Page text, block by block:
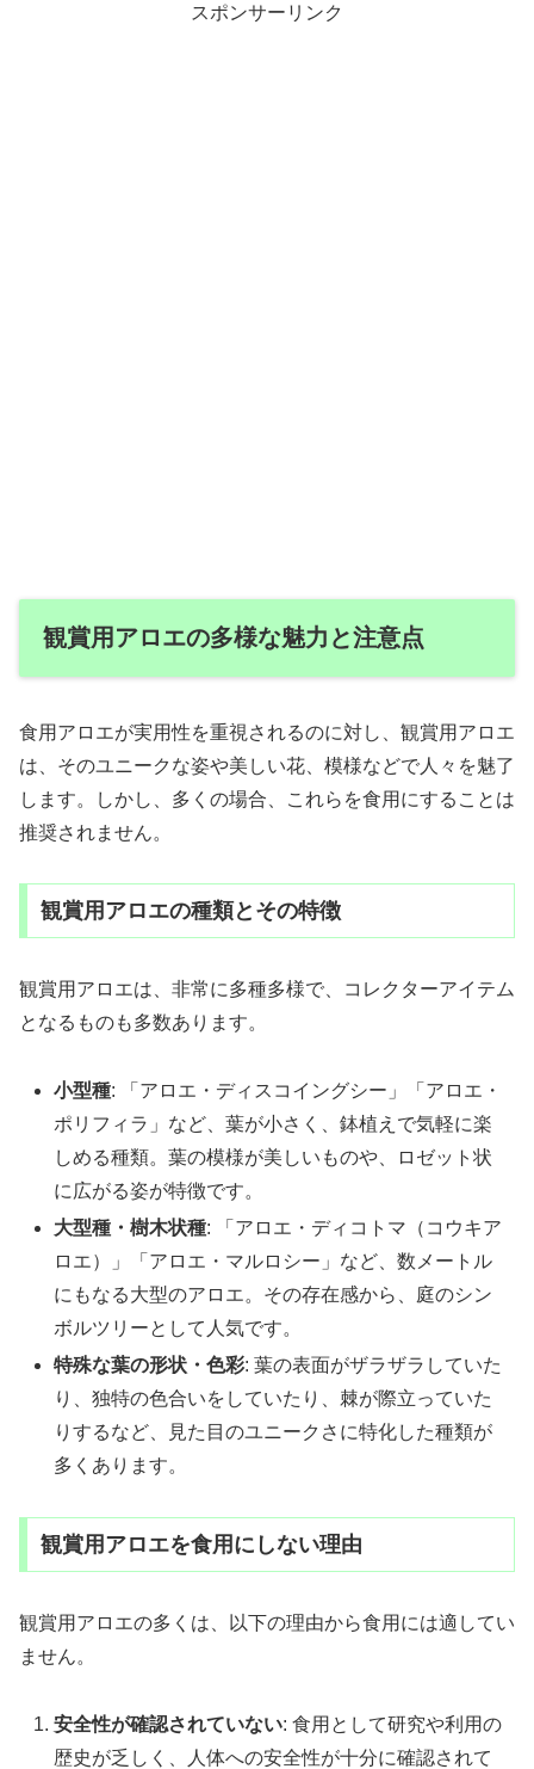
スポンサーリンク
観賞用アロエの多様な魅力と注意点
食用アロエが実用性を重視されるのに対し、観賞用アロエ
は、そのユニークな姿や美しい花、模様などで人々を魅了
します。しかし、多くの場合、これらを食用にすることは
推奨されません。
観賞用アロエの種類とその特徴
観賞用アロエは、非常に多種多様で、コレクターアイテム
となるものも多数あります。
小型種: 「アロエ・ディスコイングシー」「アロエ・
ポリフィラ」など、葉が小さく、鉢植えで気軽に楽
しめる種類。葉の模様が美しいものや、ロゼット状
に広がる姿が特徴です。
大型種・樹木状種: 「アロエ・ディコトマ（コウキア
ロエ）」「アロエ・マルロシー」など、数メートル
にもなる大型のアロエ。その存在感から、庭のシン
ボルツリーとして人気です。
特殊な葉の形状・色彩: 葉の表面がザラザラしていた
り、独特の色合いをしていたり、棘が際立っていた
りするなど、見た目のユニークさに特化した種類が
多くあります。
観賞用アロエを食用にしない理由
観賞用アロエの多くは、以下の理由から食用には適してい
ません。
安全性が確認されていない: 食用として研究や利用の
歴史が乏しく、人体への安全性が十分に確認されて